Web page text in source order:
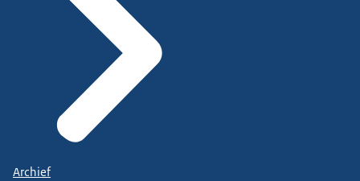
Archief